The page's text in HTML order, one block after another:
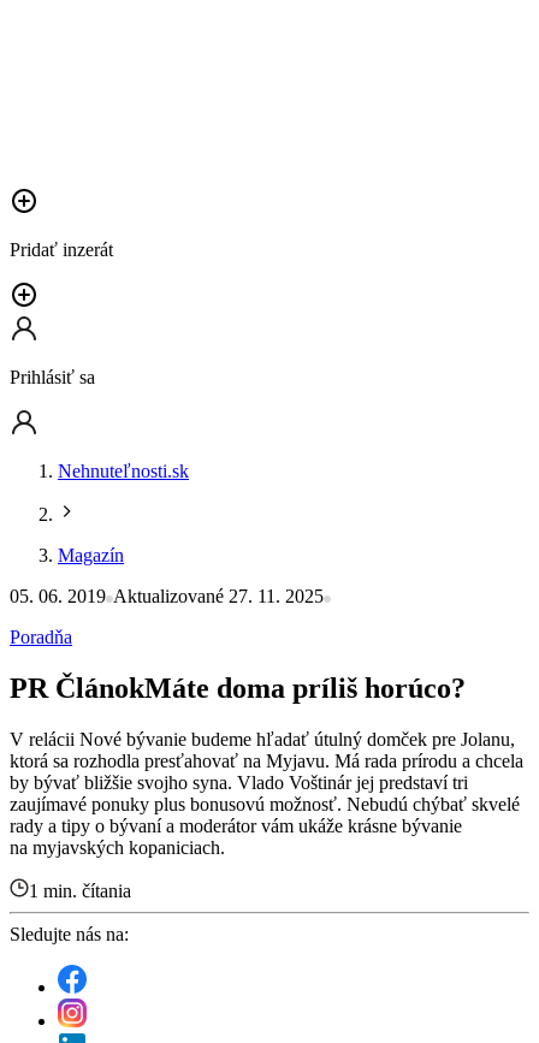
Pridať inzerát
Prihlásiť sa
Nehnuteľnosti.sk
Magazín
05. 06. 2019 Aktualizované 27. 11. 2025
Poradňa
PR ČlánokMáte doma príliš horúco?
V relácii Nové bývanie budeme hľadať útulný domček pre Jolanu,
ktorá sa rozhodla presťahovať na Myjavu. Má rada prírodu a chcela
by bývať bližšie svojho syna. Vlado Voštinár jej predstaví tri
zaujímavé ponuky plus bonusovú možnosť. Nebudú chýbať skvelé
rady a tipy o bývaní a moderátor vám ukáže krásne bývanie
na myjavských kopaniciach.​
1 min. čítania
Sledujte nás na: